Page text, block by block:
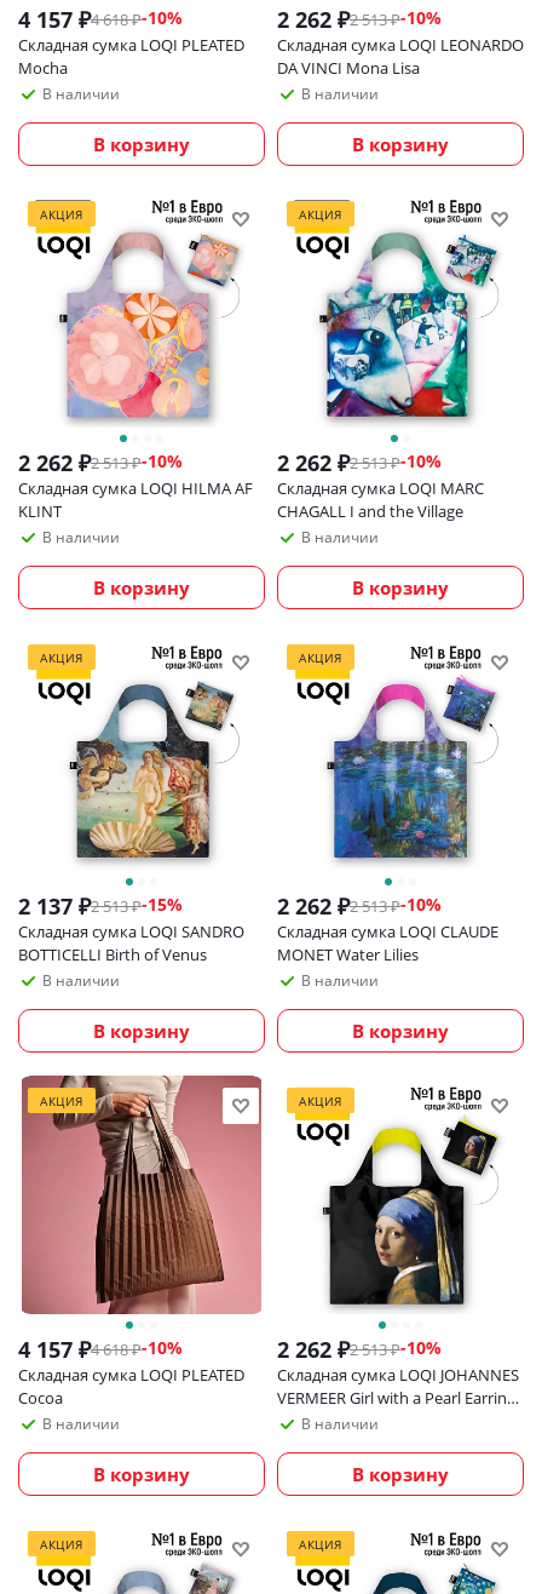
4 157 ₽4 618₽-10%
Складная сумка LOQI PLEATED
Mocha
В наличии
В корзину
2 262 ₽2 513₽-10%
Складная сумка LOQI LEONARDO
DA VINCI Mona Lisa
В наличии
В корзину
АКЦИЯ
2 262 ₽2 513₽-10%
Складная сумка LOQI HILMA AF
KLINT
В наличии
В корзину
АКЦИЯ
2 262 ₽2 513₽-10%
Складная сумка LOQI MARC
CHAGALL I and the Village
В наличии
В корзину
АКЦИЯ
2 137 ₽2 513₽-15%
Складная сумка LOQI SANDRO
BOTTICELLI Birth of Venus
В наличии
В корзину
АКЦИЯ
2 262 ₽2 513₽-10%
Складная сумка LOQI CLAUDE
MONET Water Lilies
В наличии
В корзину
АКЦИЯ
4 157 ₽4 618₽-10%
Складная сумка LOQI PLEATED
Cocoa
В наличии
В корзину
АКЦИЯ
2 262 ₽2 513₽-10%
Складная сумка LOQI JOHANNES
VERMEER Girl with a Pearl Earring
NeonВ наличии
В корзину
АКЦИЯ АКЦИЯ